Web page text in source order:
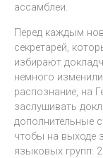
ассамблеи.
Перед каждым
секретарей,
избирают
немного
распознание, на
заслушивать
дополнительные
чтобы на выходе
языковых групп: